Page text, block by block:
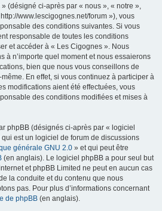
(désigné ci-après par « nous », « notre »,
www.lescigognes.net/forum »), vous
des conditions suivantes. Si vous
responsable de toutes les conditions
et accéder à « Les Cigognes ». Nous
à n’importe quel moment et nous essaierons
bien que nous vous conseillons de
En effet, si vous continuez à participer à
modifications aient été effectuées, vous
des conditions modifiées et mises à
phpBB (désignés ci-après par « logiciel
est un logiciel de forum de discussions
générale GNU 2.0 » et qui peut être
(en anglais). Le logiciel phpBB a pour seul but
et phpBB Limited ne peut en aucun cas
la conduite et du contenu que nous
pas. Pour plus d’informations concernant
de phpBB (en anglais).